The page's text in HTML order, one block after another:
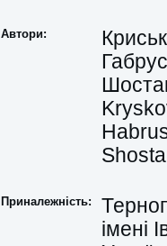
Автори:
Приналежність:
імені